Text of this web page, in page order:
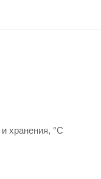
хранения, °С